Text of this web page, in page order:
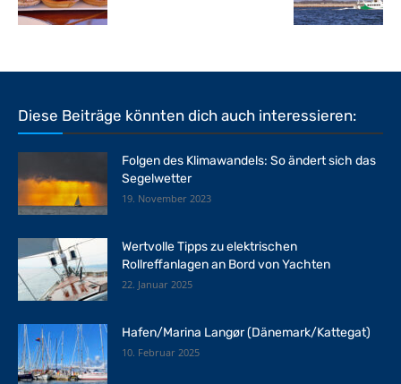
Diese Beiträge könnten dich auch interessieren:
Folgen des Klimawandels: So ändert sich das
Segelwetter
19. November 2023
Wertvolle Tipps zu elektrischen
Rollreffanlagen an Bord von Yachten
22. Januar 2025
Hafen/Marina Langør (Dänemark/Kattegat)
10. Februar 2025